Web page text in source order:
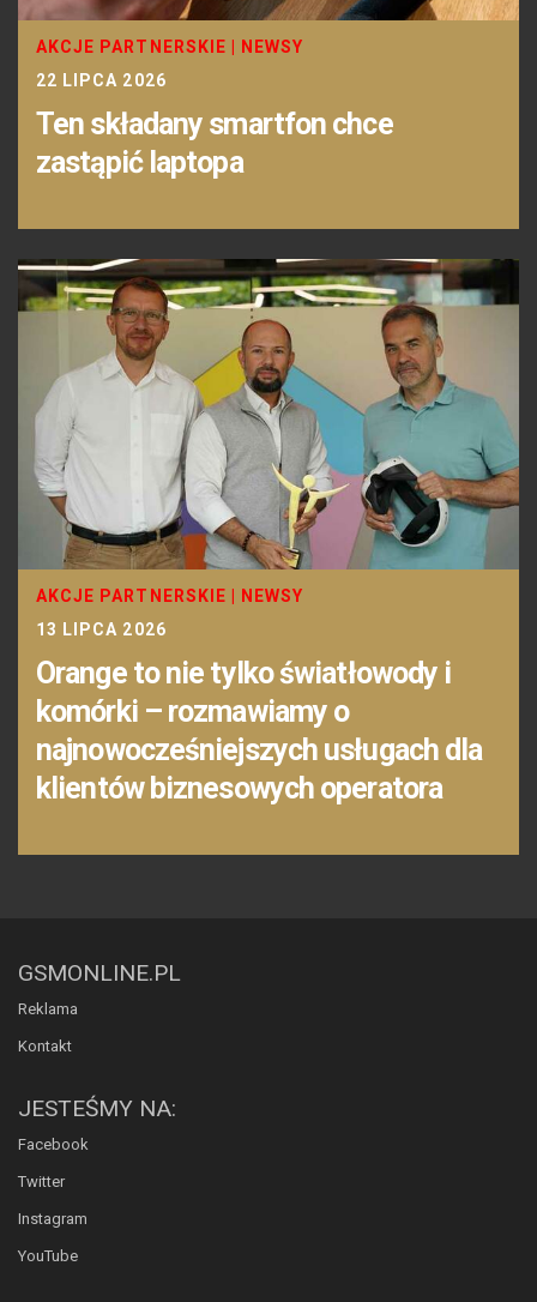
AKCJE PARTNERSKIE
NEWSY
22 LIPCA 2026
Ten składany smartfon chce
zastąpić laptopa
AKCJE PARTNERSKIE
NEWSY
13 LIPCA 2026
Orange to nie tylko światłowody i
komórki – rozmawiamy o
najnowocześniejszych usługach dla
klientów biznesowych operatora
GSMONLINE.PL
Reklama
Kontakt
JESTEŚMY NA:
Facebook
Twitter
Instagram
YouTube